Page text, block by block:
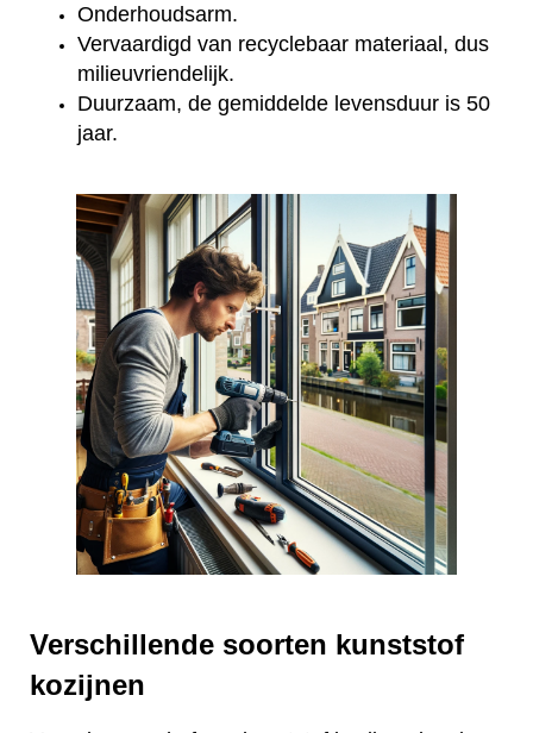
Onderhoudsarm.
Vervaardigd van recyclebaar materiaal, dus
milieuvriendelijk.
Duurzaam, de gemiddelde levensduur is 50
jaar.
Verschillende soorten kunststof
kozijnen